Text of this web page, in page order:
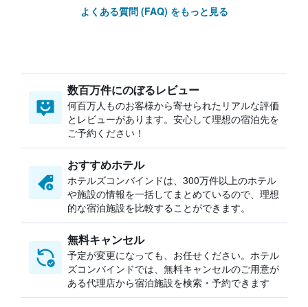
よくある質問 (FAQ) をもっと見る
数百万件にのぼるレビュー
何百万人ものお客様から寄せられたリアルな評価
とレビューがあります。安心して理想の宿泊先を
ご予約ください！
おすすめホテル
ホテルズコンバインドは、300万件以上のホテル
や施設の情報を一括してまとめているので、理想
的な宿泊施設を比較することができます。
無料キャンセル
予定が変更になっても、お任せください。ホテル
ズコンバインドでは、無料キャンセルのご用意が
ある代理店から宿泊施設を検索・予約できます